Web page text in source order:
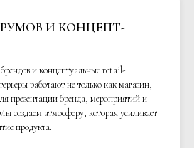
И КОНЦЕПТ-
и концептуальные retail-
работают не только как магазин,
презентации бренда, мероприятий и
создаем атмосферу, которая усиливает
продукта.